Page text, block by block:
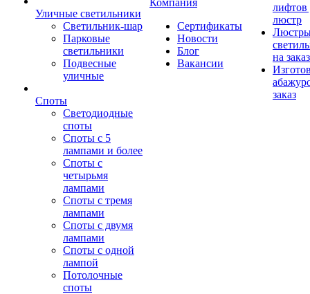
Уличные светильники
Светильник-шар
Парковые
светильники
Подвесные
уличные
Споты
Светодиодные
споты
Споты с 5
лампами и более
Споты с
четырьмя
лампами
Споты с тремя
лампами
Споты с двумя
лампами
Споты с одной
лампой
Потолочные
споты
Компания
Сертификаты
Новости
Блог
Вакансии
лифтов
люстр
на заказ
заказ